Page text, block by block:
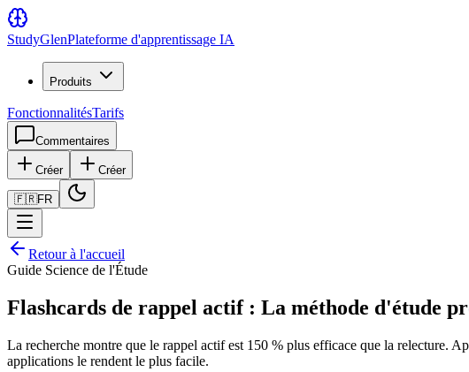
StudyGlenPlateforme d'apprentissage IA
Produits
FonctionnalitésTarifs
Commentaires
Créer Créer
🇫🇷FR
Retour à l'accueil
Guide Science de l'Étude
Flashcards de rappel actif : La méthode d'étude
La recherche montre que le rappel actif est 150 % plus efficace que la relecture.
applications le rendent le plus facile.